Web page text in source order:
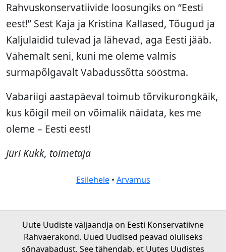
Rahvuskonservatiivide loosungiks on “Eesti
eest!” Sest Kaja ja Kristina Kallased, Tõugud ja
Kaljulaidid tulevad ja lähevad, aga Eesti jääb.
Vähemalt seni, kuni me oleme valmis
surmapõlgavalt Vabadussõtta sööstma.
Vabariigi aastapäeval toimub tõrvikurongkäik,
kus kõigil meil on võimalik näidata, kes me
oleme – Eesti eest!
Jüri Kukk, toimetaja
Esilehele• Arvamus
Uute Uudiste väljaandja on Eesti Konservatiivne
Rahvaerakond. Uued Uudised peavad oluliseks
sõnavabadust. See tähendab, et Uutes Uudistes